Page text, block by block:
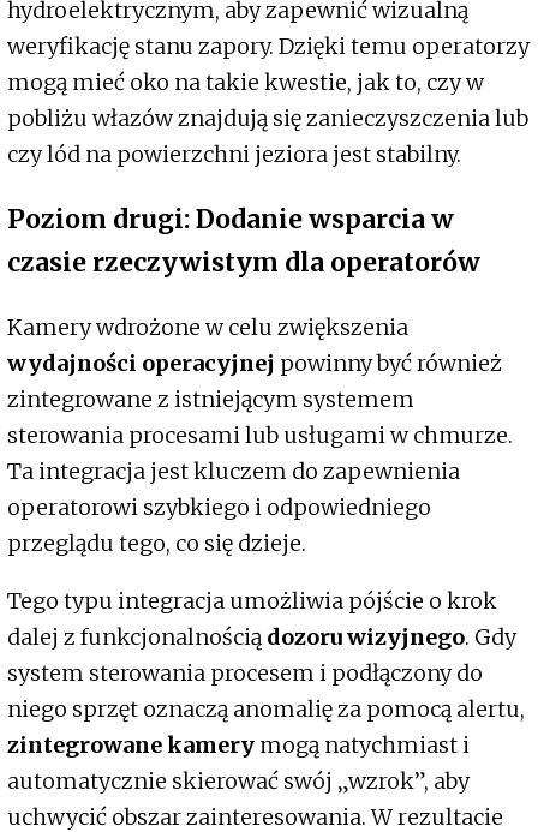
hydroelektrycznym, aby zapewnić wizualną
weryfikację stanu zapory. Dzięki temu operatorzy
mogą mieć oko na takie kwestie, jak to, czy w
pobliżu włazów znajdują się zanieczyszczenia lub
czy lód na powierzchni jeziora jest stabilny.
Poziom drugi: Dodanie wsparcia w
czasie rzeczywistym dla operatorów
Kamery wdrożone w celu zwiększenia
wydajności operacyjnej powinny być również
zintegrowane z istniejącym systemem
sterowania procesami lub usługami w chmurze.
Ta integracja jest kluczem do zapewnienia
operatorowi szybkiego i odpowiedniego
przeglądu tego, co się dzieje.
Tego typu integracja umożliwia pójście o krok
dalej z funkcjonalnością dozoru wizyjnego. Gdy
system sterowania procesem i podłączony do
niego sprzęt oznaczą anomalię za pomocą alertu,
zintegrowane kamery mogą natychmiast i
automatycznie skierować swój „wzrok”, aby
uchwycić obszar zainteresowania. W rezultacie